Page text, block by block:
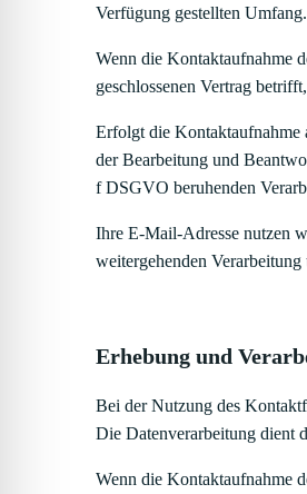
Verfügung gestellten
Wenn die Kontaktaufnahme
geschlossenen Vertrag
Erfolgt die Kontaktaufnahme
der Bearbeitung und
f DSGVO beruhenden
Ihre E-Mail-Adresse nutzen
weitergehenden
Erhebung und
Bei der Nutzung des
Die Datenverarbeitung dient
Wenn die Kontaktaufnahme